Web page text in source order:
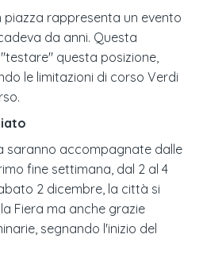
piazza rappresenta un evento
da anni. Questa
questa posizione,
le limitazioni di corso Verdi
saranno accompagnate dalle
fine settimana, dal 2 al 4
2 dicembre, la città si
Fiera ma anche grazie
segnando l'inizio del